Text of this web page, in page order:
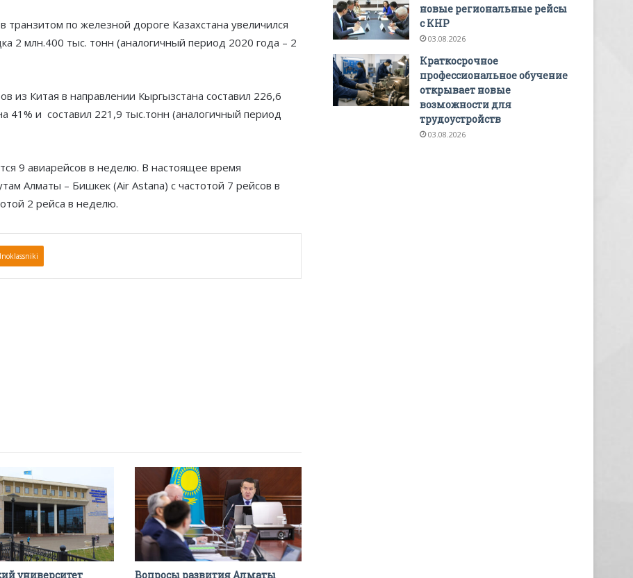
по железной дороге Казахстана увеличился
2 млн.400 тыс. тонн (аналогичный период 2020 года – 2
из Китая в направлении Кыргызстана составил 226,6
41% и составил 221,9 тыс.тонн (аналогичный период
9 авиарейсов в неделю. В настоящее время
Алматы – Бишкек (Air Astana) с частотой 7 рейсов в
2 рейса в неделю.
университет Вопросы развития Алматы
новые региональные рейсы
с КНР
03.08.2026
Краткосрочное
профессиональное обучение
открывает новые
возможности для
трудоустройств
03.08.2026